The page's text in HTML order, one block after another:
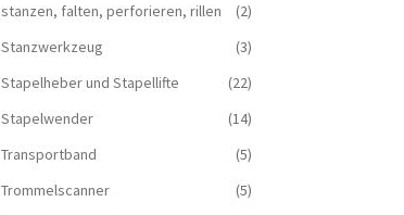
stanzen, falten, perforieren, rillen
(2)
Stanzwerkzeug
(3)
Stapelheber und Stapellifte
(22)
Stapelwender
(14)
Transportband
(5)
Trommelscanner
(5)